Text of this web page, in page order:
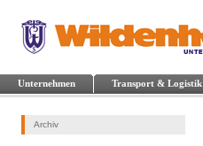
Unternehmen Transport & Logistik
Archiv